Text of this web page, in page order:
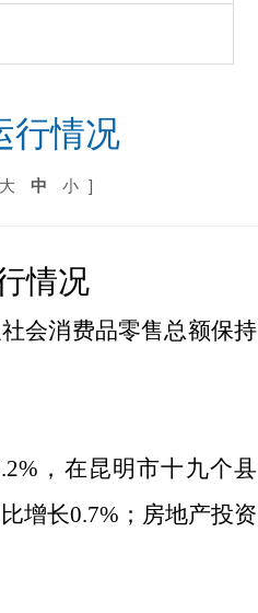
行情况
大 中 小 ]
情况
会消费品零售总额保持
，在昆明市十九个县
增长0.7% ；房地产投资